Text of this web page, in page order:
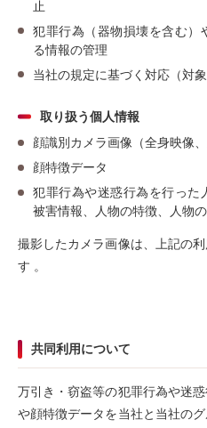
止
犯罪行為（器物損壊を含む）
る情報の管理
当社の規定に基づく対応（対
取り扱う個人情報
顔識別カメラ画像（全身映像、
顔特徴データ
犯罪行為や迷惑行為を行った
被害情報、人物の特徴、人物の
撮影したカメラ画像は、上記の
す 。
共同利用について
万引き・窃盗等の犯罪行為や迷
や顔特徴データを当社と当社の